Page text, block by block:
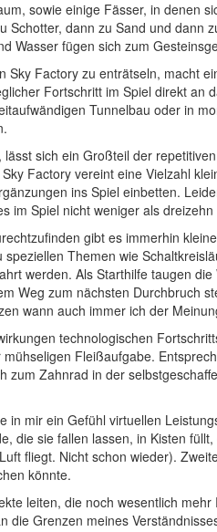
sowie einige Fässer, in denen
dann zu Sand und
Wasser fügen sich zum
Factory zu enträtseln, macht
Fortschritt im Spiel direkt
Tunnelbau oder in
sich ein Großteil der
Factory vereint eine Vielzahl
ins Spiel einbetten.
im Spiel nicht weniger als
gibt es immerhin
Themen wie
werden. Als Starthilfe taugen
Weg zum nächsten Durchbruch
wann auch immer ich der
technologischen
Fleißaufgabe.
zum Zahnrad in der
mir ein Gefühl virtuellen
die sie fallen lassen, in Kisten
fliegt. Nicht schon wieder).
könnte.
leiten, die noch wesentlich
Grenzen meines